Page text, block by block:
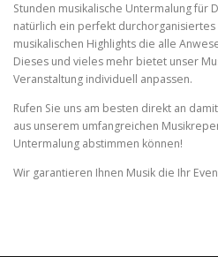
Stunden musikalische Untermalung für
natürlich ein perfekt
musikalischen Highlights die alle
Dieses und vieles mehr bietet unser
Veranstaltung individuell anpassen.
Rufen Sie uns am besten direkt an
aus unserem umfangreichen
Untermalung abstimmen können!
Wir garantieren Ihnen Musik die Ihr